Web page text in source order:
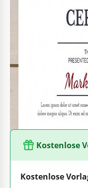
Diese Vorlage für
Auszeichnungen,
können das
genießen!
Merkmale der
Anpassung ist in
verfügbar. Die
Richtung und
Kostenlose
Kostenlose